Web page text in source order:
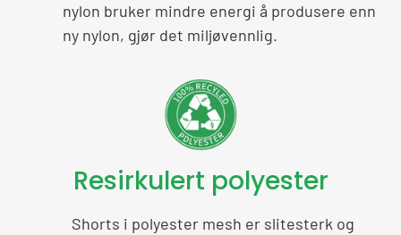
nylon bruker mindre energi å produsere enn
ny nylon, gjør det miljøvennlig.
Resirkulert polyester
Shorts i polyester mesh er slitesterk og